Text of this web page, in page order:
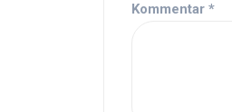
Kommentar *